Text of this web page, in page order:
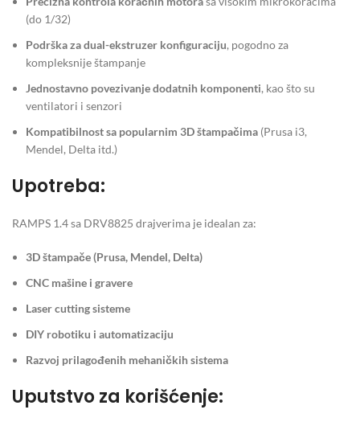
(do 1/32)
Podrška za dual-ekstruzer konfiguraciju, pogodno za
kompleksnije štampanje
Jednostavno povezivanje dodatnih komponenti, kao što su
ventilatori i senzori
Kompatibilnost sa popularnim 3D štampačima (Prusa i3,
Mendel, Delta itd.)
Upotreba:
RAMPS 1.4 sa DRV8825 drajverima je idealan za:
3D štampače (Prusa, Mendel, Delta)
CNC mašine i gravere
Laser cutting sisteme
DIY robotiku i automatizaciju
Razvoj prilagođenih mehaničkih sistema
Uputstvo za korišćenje: